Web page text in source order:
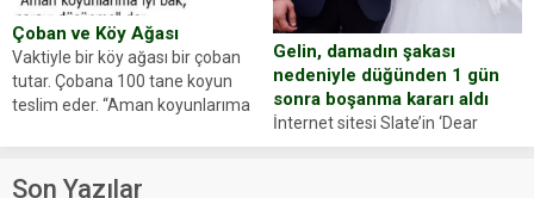
Çoban ve Köy Ağası
Vaktiyle bir köy ağası bir çoban
tutar. Çobana 100 tane koyun
teslim eder. “Aman koyunlarıma
Çoban koyunları alır gider. Aylar...
Gelin, damadın şakası
nedeniyle düğünden 1 gün
sonra boşanma kararı aldı
İnternet sitesi Slate’in ‘Dear
Prudence’ isimli tavsiye köşesine
Son Yazılar